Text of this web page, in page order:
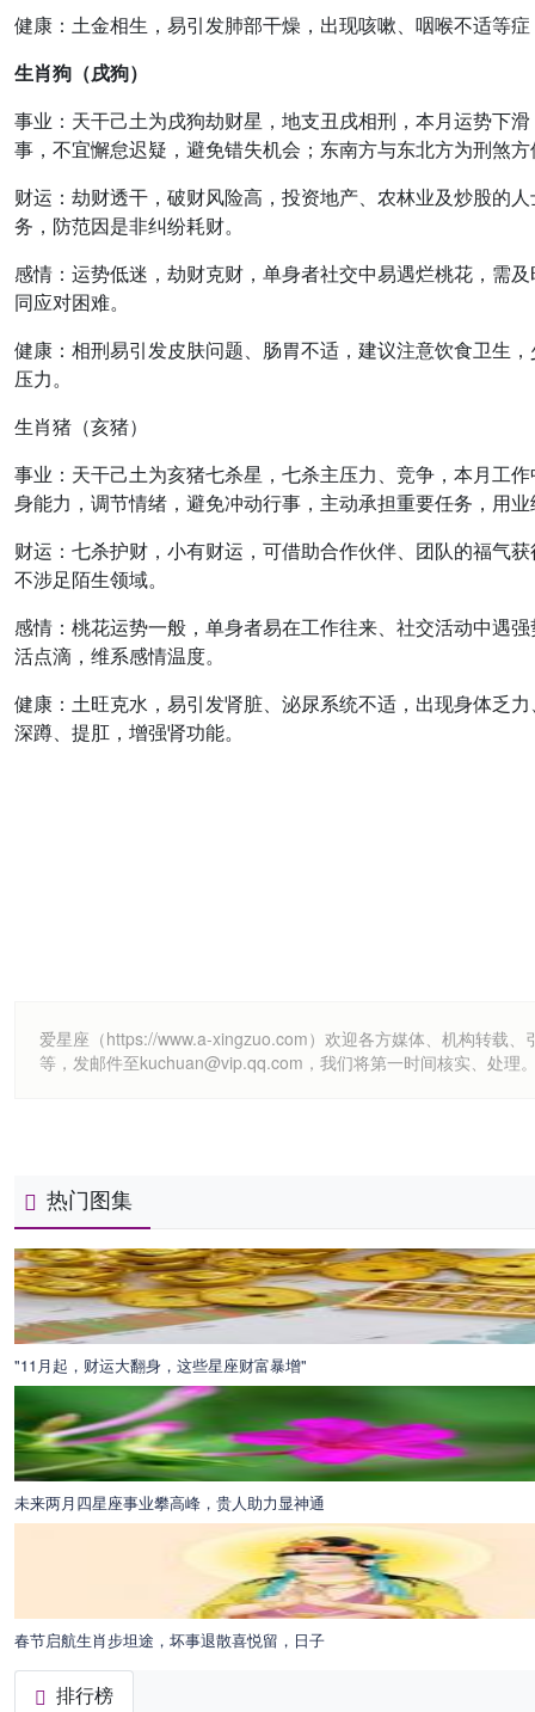
健康 ： 土金相生，易引发肺部干燥 ，出现咳嗽、咽喉不适等
生肖狗（戌狗）
事业 ：天干己土为戌狗劫财星，地支丑戌相刑， 本月运势下
事，不宜懈怠迟疑，避免错失机会；东南方与东北方为刑煞
财运 ： 劫财透干，破财风险高 ，投资地产、农林业及炒股的
务，防范因是非纠纷耗财。
感情 ： 运势低迷，劫财克财 ，单身者社交中易遇烂桃花，需
同应对困难。
健康 ： 相刑易引发皮肤问题、肠胃不适 ，建议注意饮食卫生
压力。
生肖猪（亥猪）
事业 ：天干己土为亥猪七杀星， 七杀主压力、竞争 ，本月工
身能力，调节情绪，避免冲动行事，主动承担重要任务，用
财运 ： 七杀护财，小有财运 ，可借助合作伙伴、团队的福气
不涉足陌生领域。
感情 ：桃花运势一般，单身者易在工作往来、社交活动中遇
活点滴，维系感情温度。
健康 ： 土旺克水，易引发肾脏、泌尿系统不适 ，出现身体乏
深蹲、提肛，增强肾功能。
爱星座（https://www.a-xingzuo.com）欢迎各方媒体、机构转载
等，发邮件至kuchuan@vip.qq.com，我们将第一时间核实、处理
热门图集
"11月起，财运大翻身，这些星座财富暴增"
未来两月四星座事业攀高峰，贵人助力显神通
春节启航生肖步坦途，坏事退散喜悦留，日子
排行榜